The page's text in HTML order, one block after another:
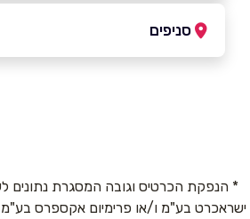
באתר
טלפון*
סניפים
* הנפקת הכרטיס וגובה המסגרת נתונים
ישראכרט בע"מ ו/או פרימיום אקספרס בע"מ